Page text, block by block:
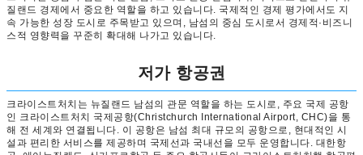
질랜드 경제에서 중요한 역할을 하고 있습니다. 국제적인 경제 평가에서도 지
속 가능한 성장 도시로 주목받고 있으며, 남섬의 중심 도시로서 경제적·비즈니
스적 영향력을 꾸준히 확대해 나가고 있습니다.
저가 항공권
크라이스트처치는 뉴질랜드 남섬의 관문 역할을 하는 도시로, 주요 국제 공항
인 크라이스트처치 국제공항(Christchurch International Airport, CHC)을 통
해 전 세계와 연결됩니다. 이 공항은 남섬 최대 규모의 공항으로, 현대적인 시
설과 편리한 서비스를 제공하며 국제선과 국내선을 모두 운영합니다. 대한항